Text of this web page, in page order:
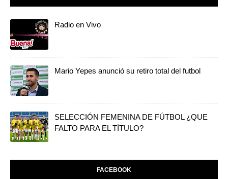
Radio en Vivo
Mario Yepes anunció su retiro total del futbol
SELECCIÓN FEMENINA DE FÚTBOL ¿QUE
FALTO PARA EL TÍTULO?
FACEBOOK